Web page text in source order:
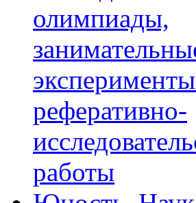
олимпиады,
реферативно-
работы